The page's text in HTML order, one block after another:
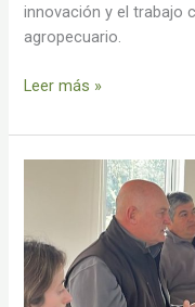
innovación y el trabajo
agropecuario.
Leer más »
avanzamos
en
instancias
de